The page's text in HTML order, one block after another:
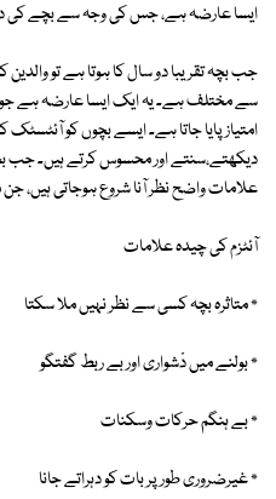
ایسا عارضہ ہے، جس کی وجہ سے بچے کی
جب بچہ تقریبا دو سال کا ہوتا ہے تو والدین
سے مختلف ہے۔ یہ ایک ایسا عارضہ ہے جو
امتیاز پایا جاتا ہے۔ ایسے بچوں کو آئٹسٹک
دیکھتے،سنتے اور محسوس کرتے ہیں۔ جب
علامات واضح نظر آنا شروع ہوجاتی ہیں،
آئٹزم کی چیدہ علامات
٭ متاثرہ بچہ کسی سے نظر نہیں ملا سکتا
٭ بولنے میں دْشواری اور بے ربط گفتگو
٭ بے ہنگم حرکات وسکنات
٭ غیرضروری طور پر بات کو دہراتے جانا